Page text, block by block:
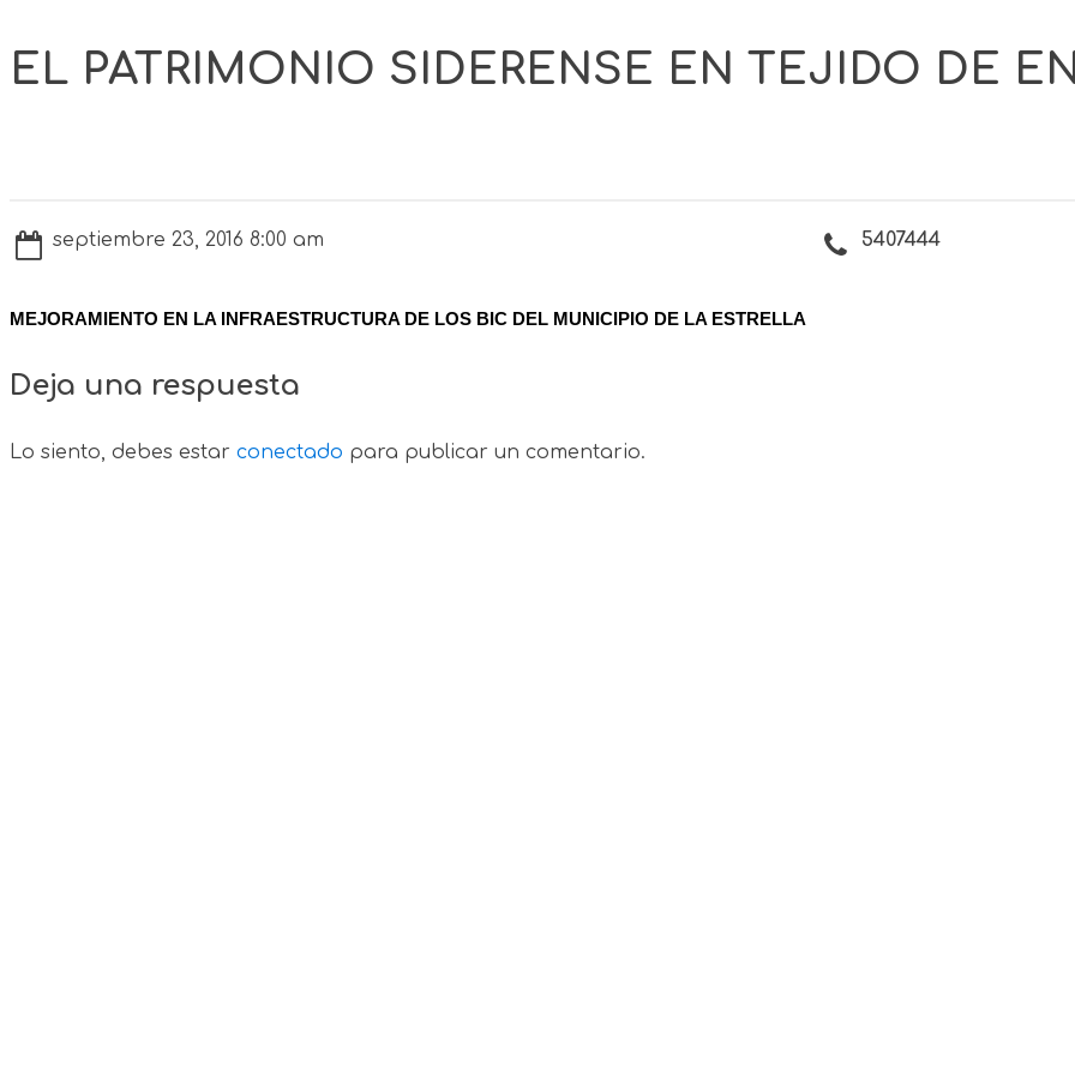
EL PATRIMONIO SIDERENSE EN TEJIDO DE
septiembre 23, 2016 8:00 am 5407444
MEJORAMIENTO EN LA INFRAESTRUCTURA DE LOS BIC DEL MUNICIPIO DE LA ESTRELLA
Deja una respuesta
Lo siento, debes estar conectado para publicar un comentario.